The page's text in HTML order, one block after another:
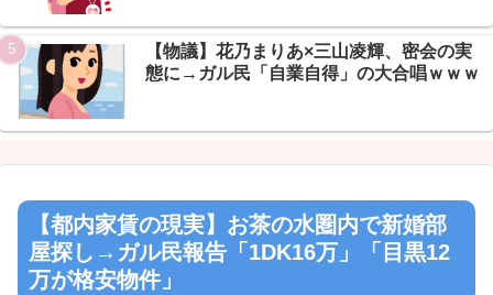
【物議】花乃まりあ×三山凌輝、密会の実
態に→ガル民「自業自得」の大合唱ｗｗｗ
【都内家賃の現実】お茶の水圏内で新婚部
屋探し→ガル民報告「1DK16万」「目黒12
万が格安物件」